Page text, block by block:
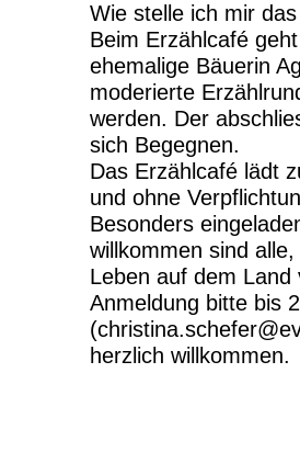
Wie stelle ich mir
Beim Erzählcafé
ehemalige Bäuerin
moderierte
werden. Der
sich Begegnen.
Das Erzählcafé lädt
und ohne
Besonders
willkommen sind
Leben auf dem Land
Anmeldung bitte bis
herzlich willkommen.